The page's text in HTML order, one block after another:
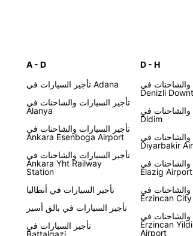
A - D
تأجير السيارات في Adana
تأجير السيارات والشاحنات في
Alanya
تأجير السيارات والشاحنات في
Ankara Esenboga Airport
تأجير السيارات والشاحنات في
Ankara Yht Railway
Station
تأجير السيارات في أنطاليا
تأجير السيارات في بالق أسير
تأجير السيارات في
Battalgazi
D - H
والشاحنات في
Denizli
والشاحنات في
Didim
والشاحنات في
Diyarbakir
والشاحنات في
Elazig Airport
والشاحنات في
Erzincan City
والشاحنات في
Erzincan
Airport